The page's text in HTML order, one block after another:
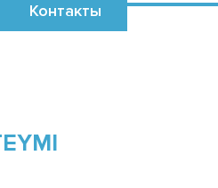
Контакты